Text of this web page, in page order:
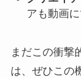
アも動画に
まだこの衝撃
は、ぜひこの